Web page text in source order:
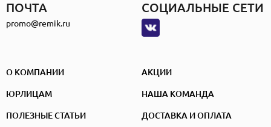
ПОЧТА
promo@remik.ru
СОЦИАЛЬНЫЕ СЕТИ
О КОМПАНИИ АКЦИИ
ЮРЛИЦАМ НАША КОМАНДА
ПОЛЕЗНЫЕ СТАТЬИ ДОСТАВКА И ОПЛАТА